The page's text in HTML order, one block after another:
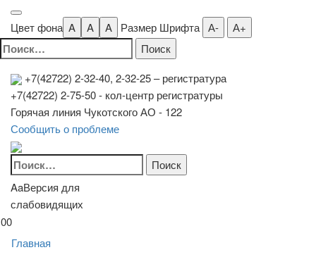
Цвет фона A A A Размер Шрифта А- А+
Найти:
+7(42722) 2-32-40, 2-32-25– регистратура
+7(42722) 2-75-50 - кол-центр регистратуры
Горячая линия Чукотского АО - 122
Сообщить о проблеме
Найти:
AaВерсия для
слабовидящих
00
Главная